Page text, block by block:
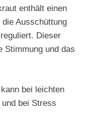
enthält einen
Ausschüttung
Dieser
und das
bei leichten
bei Stress